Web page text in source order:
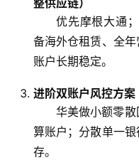
整供应链）
优先摩根大通
备海外仓租赁、全年
账户长期稳定。
进阶双账户风控方案
华美做小额零
算账户；分散单一
存。